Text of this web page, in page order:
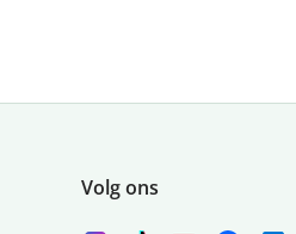
Volg ons